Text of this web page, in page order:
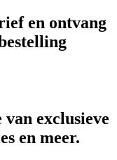
en ontvang
van exclusieve
en meer.